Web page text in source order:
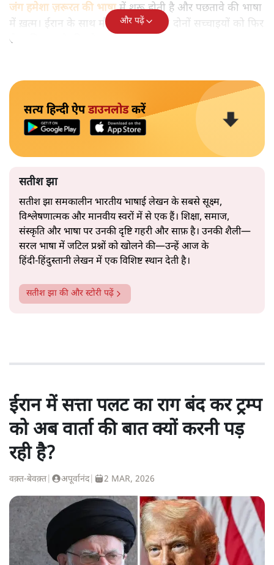
जंग हमेशा ज़रूरत की भाषामें शुरू होती है और पछतावे की भाषा
में ख़त्म। ईरान के साथ मौजूदा टकराव इन दोनों सच्चाइयों को फिर
से साबित करने की ओर बढ़ रहा है।
और पढ़ें
सत्य हिन्दी ऐपडाउनलोडकरें
सतीश झा
सतीश झा समकालीन भारतीय भाषाई लेखन के सबसे सूक्ष्म,
विश्लेषणात्मक और मानवीय स्वरों में से एक हैं। शिक्षा, समाज,
संस्कृति और भाषा पर उनकी दृष्टि गहरी और साफ़ है। उनकी शैली—
सरल भाषा में जटिल प्रश्नों को खोलने की—उन्हें आज के
हिंदी‑हिंदुस्तानी लेखन में एक विशिष्ट स्थान देती है।
सतीश झा की और स्टोरी पढ़ें
ईरान में सत्ता पलट का राग बंद कर ट्रम्प
को अब वार्ता की बात क्यों करनी पड़
रही है?
वक़्त-बेवक़्त अपूर्वानंद| 2 MAR, 2026